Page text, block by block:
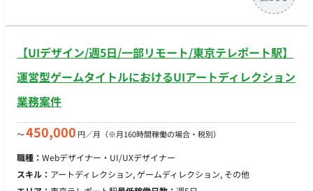
工程 【クラフトビールブランドにおける各種デザイン業務】 ・
店舗用のポップ、サインなどのDTPデザイン制作 ・Webサイ
グッズのデザイン制作 ・担当者と直接連携し、企画からのスピ
ーディーな制作進行 担当工程：【要件定義・設計・実装】 ■チ
日数：週5日（月160時間目安。ただし、参画当初は月32時間や
60時間など少なめの稼働からスタートし、スピード感等のすり
合わせを行った上で段階的に稼働を増やす想定です） ・リモー
ト稼働：可 ・フレックス稼働：可
【UIデザイン/週5日/一部リモート/東京テレポート駅】
運営型ゲームタイトルにおけるUIアートディレクション
業務案件
〜450,000 円／月 （※月160時間稼働の場合・税別）
職種： Webデザイナー・UI/UXデザイナー
スキル： アートディレクション, ゲームディレクション, その他